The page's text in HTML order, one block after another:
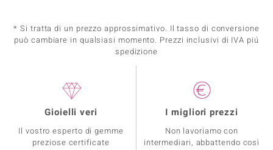
* Si tratta di un prezzo approssimativo. Il tasso di conversione
può cambiare in qualsiasi momento. Prezzi inclusivi di IVA piú
spedizione
Gioielli veri
Il vostro esperto di gemme
preziose certificate
I migliori prezzi
Non lavoriamo con
intermediari, abbattendo così